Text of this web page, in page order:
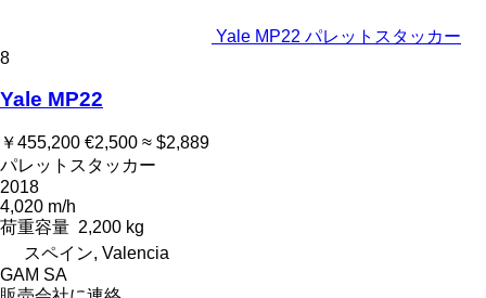
Yale MP22 パレットスタッカー
8
Yale MP22
￥455,200 €2,500 ≈ $2,889
パレットスタッカー
2018
4,020 m/h
荷重容量 2,200 kg
スペイン, Valencia
GAM SA